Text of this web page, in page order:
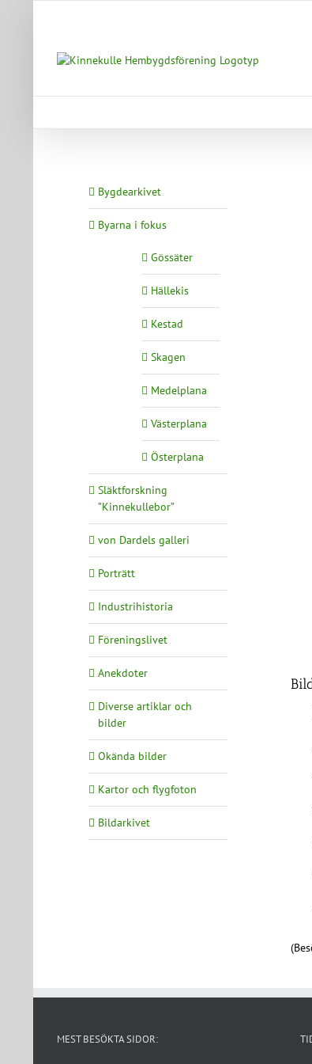
Bygdearkivet
Byarna i fokus
Gössäter
Hällekis
Kestad
Skagen
Medelplana
Västerplana
Österplana
Släktforskning
”Kinnekullebor”
von Dardels galleri
Porträtt
Industrihistoria
Föreningslivet
Anekdoter
Diverse artiklar och
bilder
Okända bilder
Kartor och flygfoton
Bildarkivet
MEST BESÖKTA SIDOR: